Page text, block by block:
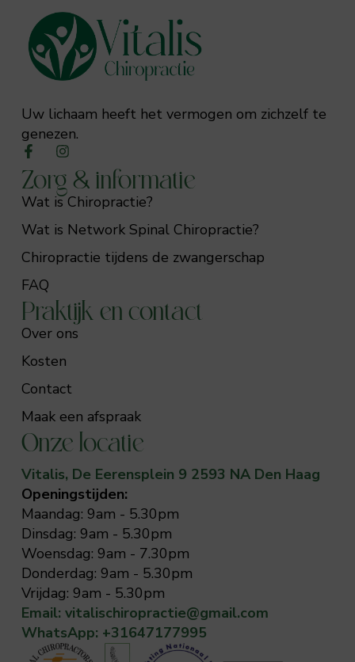
Uw lichaam heeft het vermogen om zichzelf te
genezen.
Zorg & informatie
Wat is Chiropractie?
Wat is Network Spinal Chiropractie?
Chiropractie tijdens de zwangerschap
FAQ
Praktijk en contact
Over ons
Kosten
Contact
Maak een afspraak
Onze locatie
Vitalis, De Eerensplein 9 2593 NA Den Haag
Openingstijden:
Maandag: 9am - 5.30pm
Dinsdag: 9am - 5.30pm
Woensdag: 9am - 7.30pm
Donderdag: 9am - 5.30pm
Vrijdag: 9am - 5.30pm
Email: vitalischiropractie@gmail.com
WhatsApp: +31647177995